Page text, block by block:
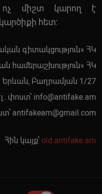
ոչ միշտ կարող է
հետ:
գիտակցություն» ՀԿ
համերաշխություն» ՀԿ
Երևան, Բաղրամյան 1/27
փոստ՝ info@antifake.am
antifakeam@gmail.com
Հին կայք՝ old.antifake.am